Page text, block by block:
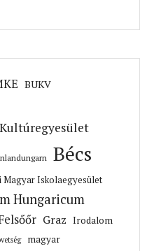
BUKV
Bécs
Magyar Iskolaegyesület
Hungaricum
Graz Irodalom
magyar